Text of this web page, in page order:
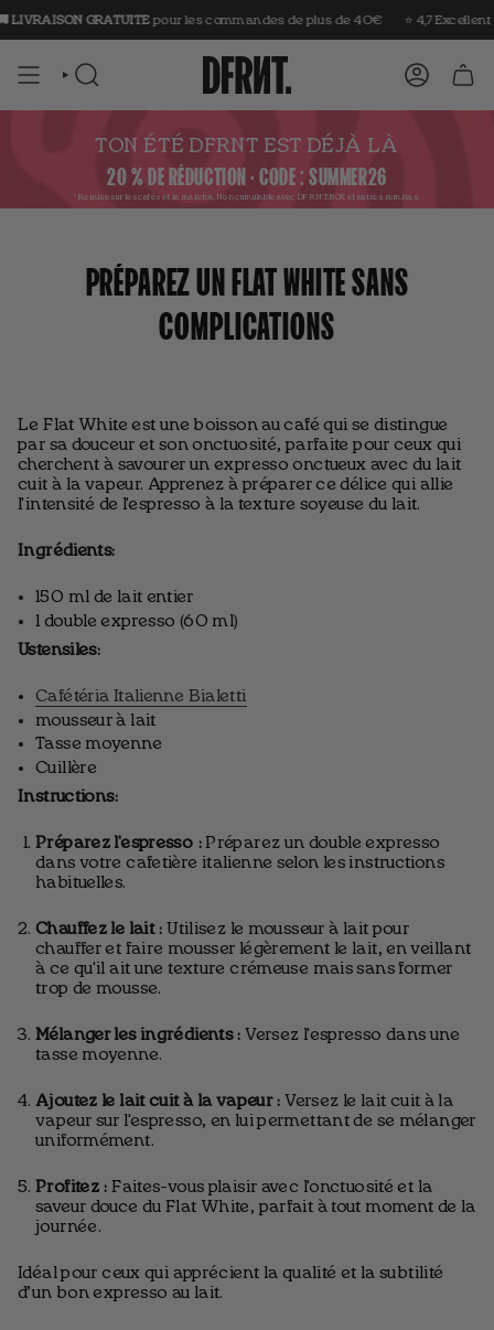
au
GRATUITEpour les commandes de plus de 40€ ⭐️ 4,7 Excellent
RECHERCHE COMPTE
TON ÉTÉ DFRNT EST DÉJÀ LÀ
20 % DE RÉDUCTION · CODE : SUMMER26
*Remise sur les cafés et le matcha. Non cumulable avec DFRNT.BOX et autres remises.
PRÉPAREZ UN FLAT WHITE SANS
COMPLICATIONS
Le Flat White est une boisson au café qui se distingue
par sa douceur et son onctuosité, parfaite pour ceux qui
cherchent à savourer un expresso onctueux avec du lait
cuit à la vapeur. Apprenez à préparer ce délice qui allie
l'intensité de l'espresso à la texture soyeuse du lait.
Ingrédients:
150 ml de lait entier
1 double expresso (60 ml)
Ustensiles:
Cafétéria Italienne Bialetti
mousseur à lait
Tasse moyenne
Cuillère
Instructions:
Préparez l'espresso :Préparez un double expresso
dans votre cafetière italienne selon les instructions
habituelles.
Chauffez le lait : Utilisez le mousseur à lait pour
chauffer et faire mousser légèrement le lait, en veillant
à ce qu'il ait une texture crémeuse mais sans former
trop de mousse.
Mélanger les ingrédients : Versez l'espresso dans une
tasse moyenne.
Ajoutez le lait cuit à la vapeur : Versez le lait cuit à la
vapeur sur l'espresso, en lui permettant de se mélanger
uniformément.
Profitez : Faites-vous plaisir avec l'onctuosité et la
saveur douce du Flat White, parfait à tout moment de la
journée.
Idéal pour ceux qui apprécient la qualité et la subtilité
d’un bon expresso au lait.